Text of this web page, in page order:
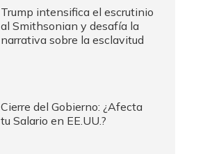
Trump intensifica el escrutinio
al Smithsonian y desafía la
narrativa sobre la esclavitud
Cierre del Gobierno: ¿Afecta
tu Salario en EE.UU.?